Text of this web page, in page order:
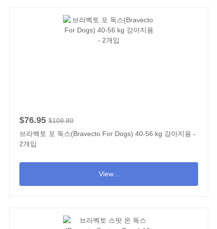
$76.95 $108.80
브라벡토 포 독스(Bravecto For Dogs) 40-56 kg 강아지용 -
2개입
View...